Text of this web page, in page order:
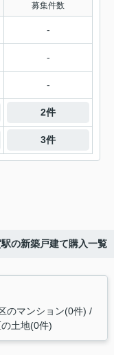
募集件数
-
-
-
2件
3件
の新築戸建て購入一覧
のマンション(0件)
土地(0件)